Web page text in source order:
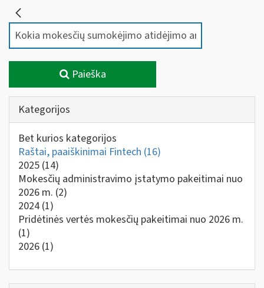
Paieška
Kategorijos
Bet kurios kategorijos
Raštai, paaiškinimai Fintech (16)
2025 (14)
Mokesčių administravimo įstatymo pakeitimai nuo
2026 m. (2)
2024 (1)
Pridėtinės vertės mokesčių pakeitimai nuo 2026 m.
(1)
2026 (1)